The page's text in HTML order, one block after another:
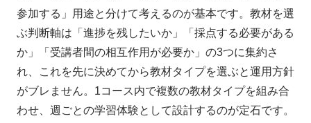
参加する」用途と分けて考えるのが基本です。教材を選
ぶ判断軸は「進捗を残したいか」「採点する必要がある
か」「受講者間の相互作用が必要か」の3つに集約さ
れ、これを先に決めてから教材タイプを選ぶと運用方針
がブレません。1コース内で複数の教材タイプを組み合
わせ、週ごとの学習体験として設計するのが定石です。